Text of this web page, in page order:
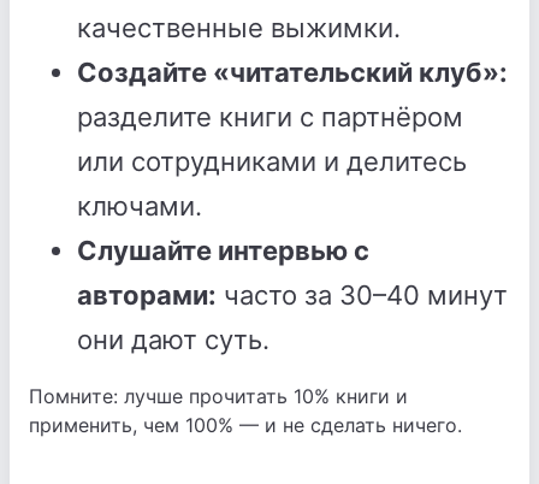
качественные выжимки.
Создайте «читательский клуб»:
разделите книги с партнёром
или сотрудниками и делитесь
ключами.
Слушайте интервью с
авторами: часто за 30–40 минут
они дают суть.
Помните: лучше прочитать 10% книги и
применить, чем 100% — и не сделать ничего.